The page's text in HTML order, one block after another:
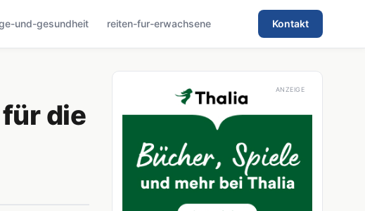
und-gesundheit reiten-fur-erwachsene Kontakt
die